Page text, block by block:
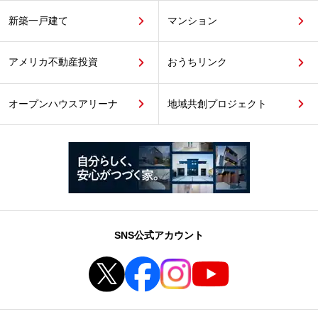
新築一戸建て マンション
アメリカ不動産投資 おうちリンク
オープンハウスアリーナ 地域共創プロジェクト
SNS公式アカウント